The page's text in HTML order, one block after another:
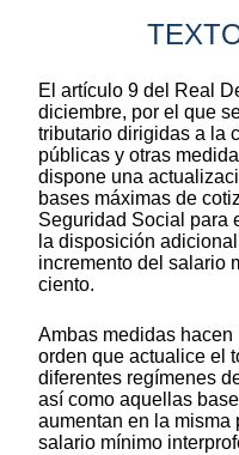
El artículo 9 del Real
diciembre, por el que
tributario dirigidas a la
públicas y otras
dispone una
bases máximas de
Seguridad Social para
la disposición
incremento del salario
ciento.
Ambas medidas
orden que actualice el
diferentes regímenes
así como aquellas
aumentan en la misma
salario mínimo